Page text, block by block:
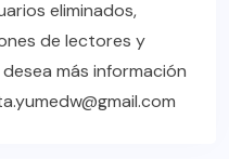
eliminados,
de lectores y
más información